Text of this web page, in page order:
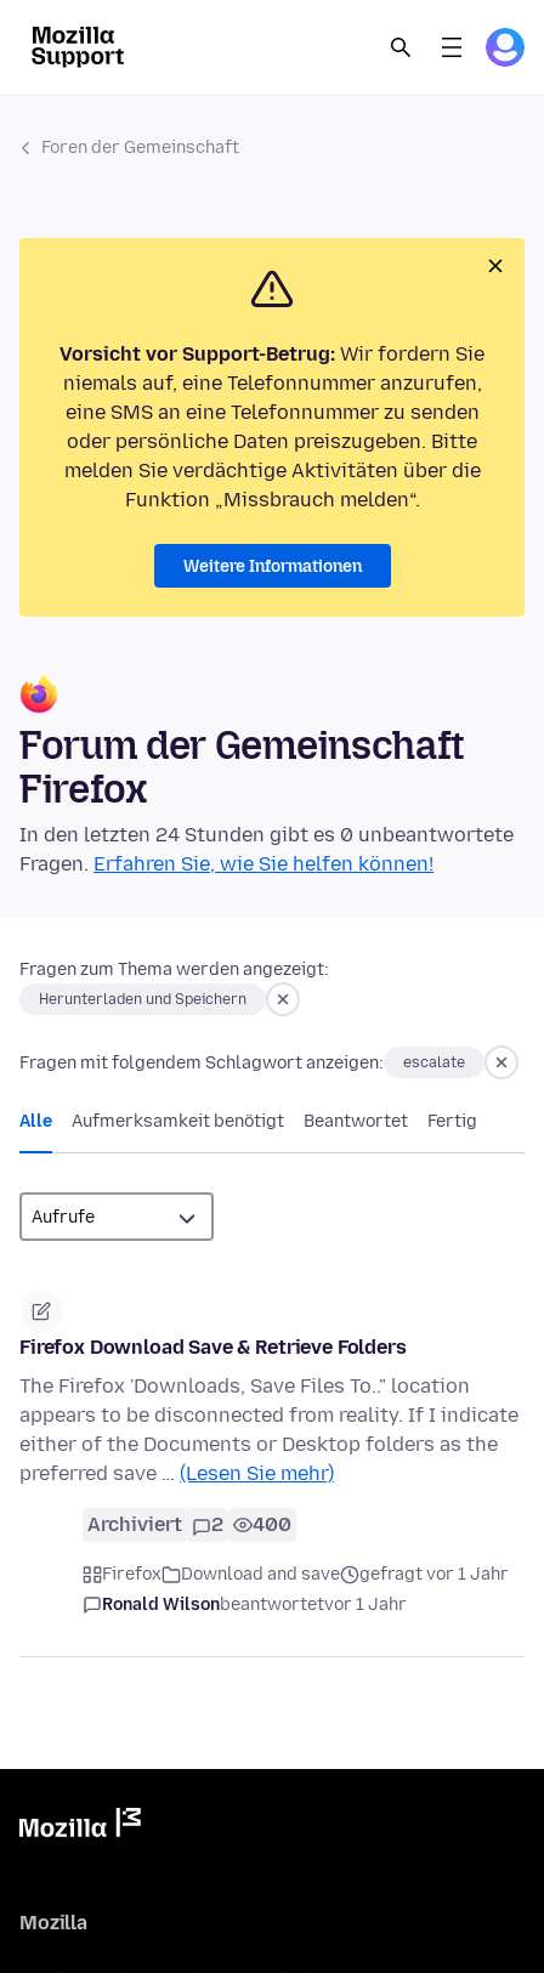
Foren der Gemeinschaft
Vorsicht vor Support-Betrug: Wir fordern Sie
niemals auf, eine Telefonnummer anzurufen,
eine SMS an eine Telefonnummer zu senden
oder persönliche Daten preiszugeben. Bitte
melden Sie verdächtige Aktivitäten über die
Funktion „Missbrauch melden“.
Weitere Informationen
Forum der Gemeinschaft
Firefox
In den letzten 24 Stunden gibt es 0 unbeantwortete
Fragen. Erfahren Sie, wie Sie helfen können!
Fragen zum Thema werden angezeigt:
Herunterladen und Speichern
Fragen mit folgendem Schlagwort anzeigen: escalate
Alle Aufmerksamkeit benötigt Beantwortet Fertig
Firefox Download Save & Retrieve Folders
The Firefox 'Downloads, Save Files To.." location
appears to be disconnected from reality. If I indicate
either of the Documents or Desktop folders as the
preferred save … (Lesen Sie mehr)
Archiviert 2 400
Firefox Download and save
gefragt vor 1 Jahr
Ronald Wilsonbeantwortetvor 1 Jahr
Mozilla